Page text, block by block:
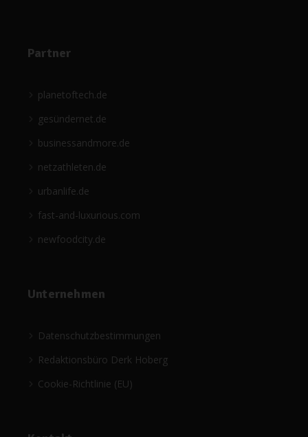
Partner
planetoftech.de
gesündernet.de
businessandmore.de
netzathleten.de
urbanlife.de
fast-and-luxurious.com
newfoodcity.de
Unternehmen
Datenschutzbestimmungen
Redaktionsbüro Derk Hoberg
Cookie-Richtlinie (EU)